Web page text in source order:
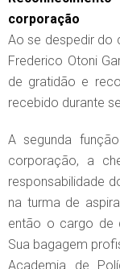
corporação
Ao se despedir do
Frederico Otoni
de gratidão e
recebido durante
A segunda
corporação, a
responsabilidade
na turma de
então o cargo de
Sua bagagem
Academia de